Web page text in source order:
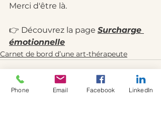
Merci d'être là.
👉 Découvrez la page Surcharge
émotionnelle
Carnet de bord d’une art-thérapeute
Phone Email Facebook LinkedIn